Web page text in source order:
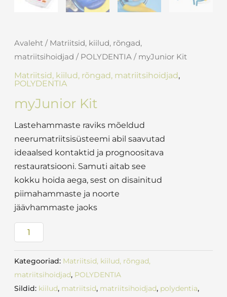
Avaleht / Matriitsid, kiilud, rõngad,
matriitsihoidjad / POLYDENTIA / myJunior Kit
Matriitsid, kiilud, rõngad, matriitsihoidjad,
POLYDENTIA
myJunior Kit
Lastehammaste raviks mõeldud
neerumatriitsisüsteemi abil saavutad
ideaalsed kontaktid ja prognoositava
restauratsiooni. Samuti aitab see
kokku hoida aega, sest on disainitud
piimahammaste ja noorte
jäävhammaste jaoks
Kategooriad: Matriitsid, kiilud, rõngad,
matriitsihoidjad, POLYDENTIA
Sildid: kiilud, matriitsid, matriitsihoidjad, polydentia,